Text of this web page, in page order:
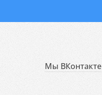
Мы ВКонтакте